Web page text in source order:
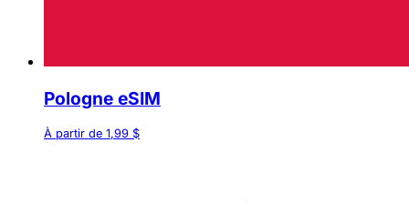
Pologne eSIM
À partir de 1,99 $